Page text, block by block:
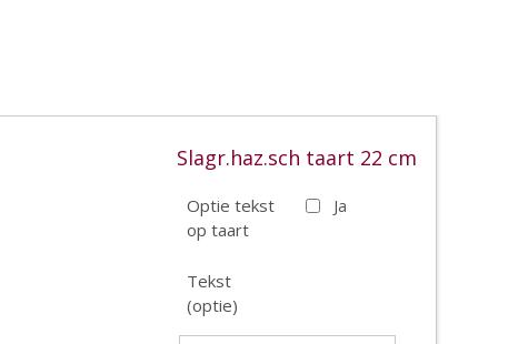
Slagr.haz.sch taart 22 cm
Optie tekst
op taart
Ja
Tekst
(optie)